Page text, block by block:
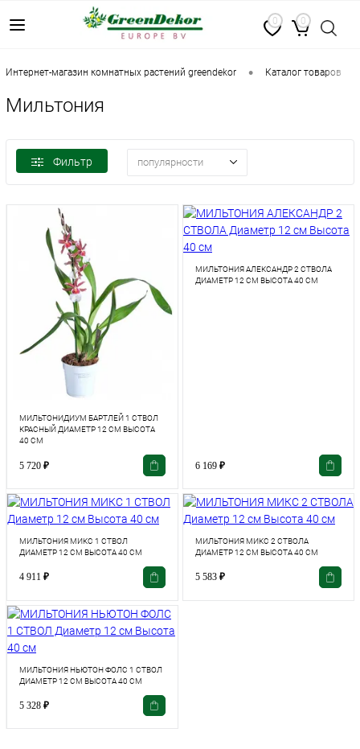
0 0
интернет-магазин комнатных растений greendekor • каталог товаров
Мильтония
Фильтр популярности
МИЛЬТОНИДИУМ БАРТЛЕЙ 1 СТВОЛ
КРАСНЫЙ ДИАМЕТР 12 СМ ВЫСОТА
40 СМ
5 720 ₽
МИЛЬТОНИЯ АЛЕКСАНДР 2 СТВОЛА
ДИАМЕТР 12 СМ ВЫСОТА 40 СМ
6 169 ₽
МИЛЬТОНИЯ МИКС 1 СТВОЛ
ДИАМЕТР 12 СМ ВЫСОТА 40 СМ
4 911 ₽
МИЛЬТОНИЯ МИКС 2 СТВОЛА
ДИАМЕТР 12 СМ ВЫСОТА 40 СМ
5 583 ₽
МИЛЬТОНИЯ НЬЮТОН ФОЛС 1 СТВОЛ
ДИАМЕТР 12 СМ ВЫСОТА 40 СМ
5 328 ₽